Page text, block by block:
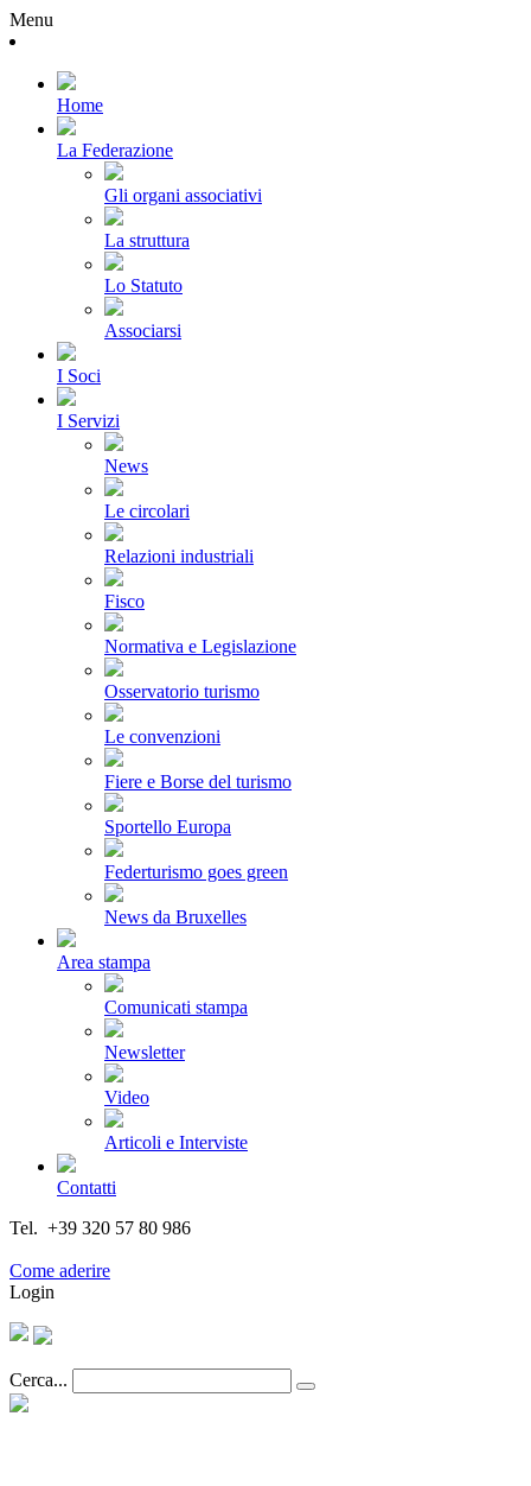
Menu
Home
La Federazione
Gli organi associativi
La struttura
Lo Statuto
Associarsi
I Soci
I Servizi
News
Le circolari
Relazioni industriali
Fisco
Normativa e Legislazione
Osservatorio turismo
Le convenzioni
Fiere e Borse del turismo
Sportello Europa
Federturismo goes green
News da Bruxelles
Area stampa
Comunicati stampa
Newsletter
Video
Articoli e Interviste
Contatti
Tel. +39 320 57 80 986
Come aderire
Login
Cerca...